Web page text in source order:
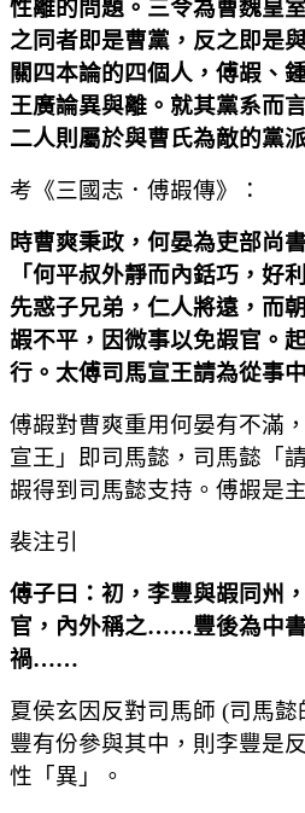
性離的問題。三令為曹魏皇
之同者即是曹黨，反之即是
關四本論的四個人，傅嘏、
王廣論異與離。就其黨系而
二人則屬於與曹氏為敵的黨
考《三國志．傅嘏傳》：
時曹爽秉政，何晏為吏部尚
「何平叔外靜而內銛巧，好
先惑子兄弟，仁人將遠，而
嘏不平，因微事以免嘏官。
行。太傅司馬宣王請為從事
傅嘏對曹爽重用何晏有不滿
宣王」即司馬懿，司馬懿「
嘏得到司馬懿支持。傅嘏是
裴注引
傅子曰：初，李豐與嘏同州
官，內外稱之……豐後為中
禍……
夏侯玄因反對司馬師 (司馬
豐有份參與其中，則李豐是
性「異」。